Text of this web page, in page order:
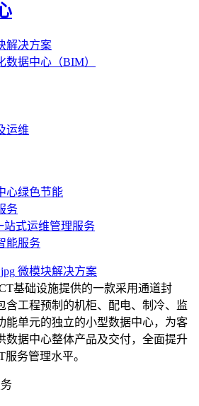
解决方案
数据中心（BIM）
运维
心绿色节能
务
站式运维管理服务
能服务
微模块解决方案
基础设施提供的一款采用通道封
含工程预制的机柜、配电、制冷、监
能单元的独立的小型数据中心，为客
数据中心整体产品及交付，全面提升
服务管理水平。